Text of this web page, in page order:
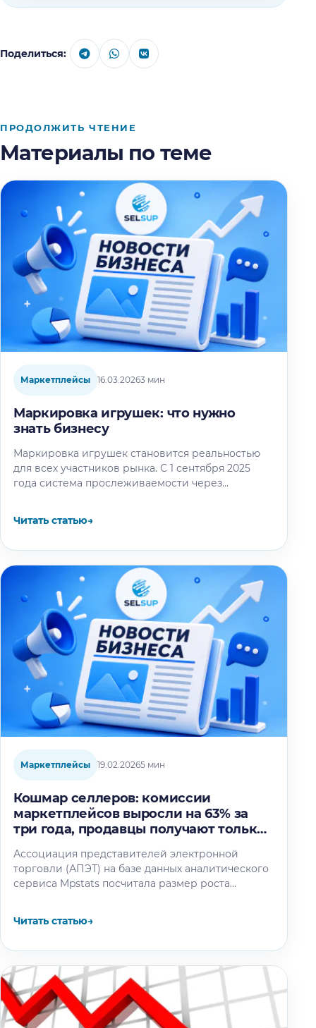
Поделиться:
ПРОДОЛЖИТЬ ЧТЕНИЕ
Материалы по теме
Маркетплейсы 16.03.20263 мин
Маркировка игрушек: что нужно
знать бизнесу
Маркировка игрушек становится реальностью
для всех участников рынка. С 1 сентября 2025
года система прослеживаемости через
Читать статью→
Маркетплейсы 19.02.20265 мин
Кошмар селлеров: комиссии
маркетплейсов выросли на 63% за
три года, продавцы получают только
Ассоциация представителей электронной
торговли (АПЭТ) на базе данных аналитического
сервиса Mpstats посчитала размер роста
Читать статью→